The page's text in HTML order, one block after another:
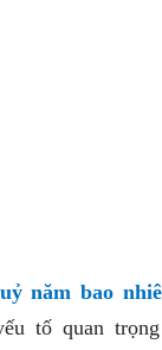
năm bao
tố quan